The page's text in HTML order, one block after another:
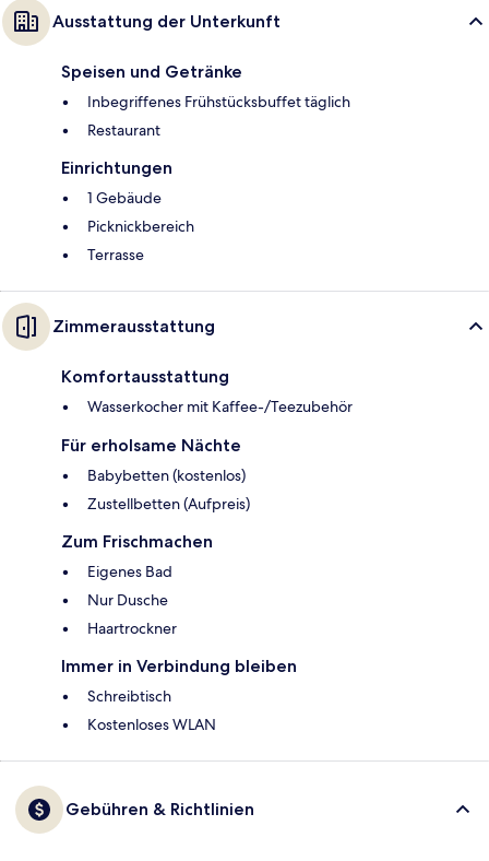
Ausstattung der Unterkunft
Speisen und Getränke
Inbegriffenes Frühstücksbuffet täglich
Restaurant
Einrichtungen
1 Gebäude
Picknickbereich
Terrasse
Zimmerausstattung
Komfortausstattung
Wasserkocher mit Kaffee-/Teezubehör
Für erholsame Nächte
Babybetten (kostenlos)
Zustellbetten (Aufpreis)
Zum Frischmachen
Eigenes Bad
Nur Dusche
Haartrockner
Immer in Verbindung bleiben
Schreibtisch
Kostenloses WLAN
Gebühren & Richtlinien